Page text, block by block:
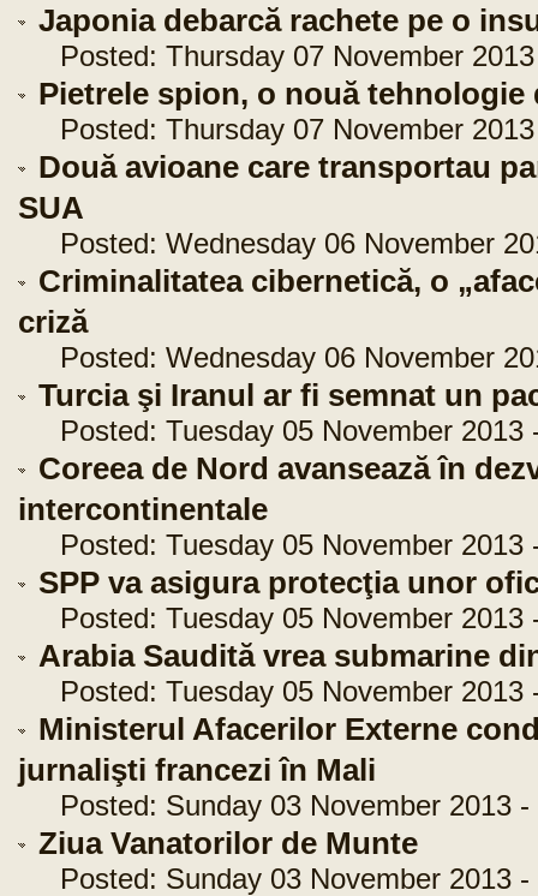
Japonia debarcă rachete pe o
Posted: Thursday 07 November 2013
Pietrele spion, o nouă tehnologie
Posted: Thursday 07 November 2013
Două avioane care transportau
SUA
Posted: Wednesday 06 November
Criminalitatea cibernetică, o
criză
Posted: Wednesday 06 November
Turcia şi Iranul ar fi semnat un
Posted: Tuesday 05 November 2013
Coreea de Nord avansează în
intercontinentale
Posted: Tuesday 05 November 2013
SPP va asigura protecţia unor
Posted: Tuesday 05 November 2013
Arabia Saudită vrea submarine
Posted: Tuesday 05 November 2013
Ministerul Afacerilor Externe
jurnalişti francezi în Mali
Posted: Sunday 03 November 2013 -
Ziua Vanatorilor de Munte
Posted: Sunday 03 November 2013 -